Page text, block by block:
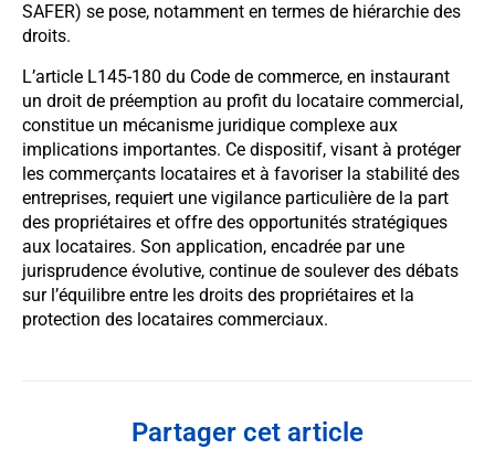
SAFER) se pose, notamment en termes de hiérarchie des
droits.
L’article L145-180 du Code de commerce, en instaurant
un droit de préemption au profit du locataire commercial,
constitue un mécanisme juridique complexe aux
implications importantes. Ce dispositif, visant à protéger
les commerçants locataires et à favoriser la stabilité des
entreprises, requiert une vigilance particulière de la part
des propriétaires et offre des opportunités stratégiques
aux locataires. Son application, encadrée par une
jurisprudence évolutive, continue de soulever des débats
sur l’équilibre entre les droits des propriétaires et la
protection des locataires commerciaux.
Partager cet article